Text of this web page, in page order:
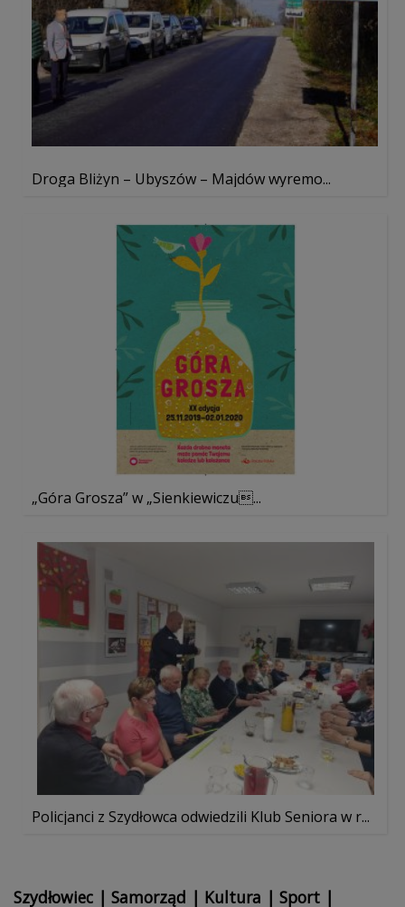
Droga Bliżyn – Ubyszów – Majdów wyremo...
„Góra Grosza” w „Sienkiewiczu...
Policjanci z Szydłowca odwiedzili Klub Seniora w r...
Szydłowiec | Samorząd | Kultura | Sport |